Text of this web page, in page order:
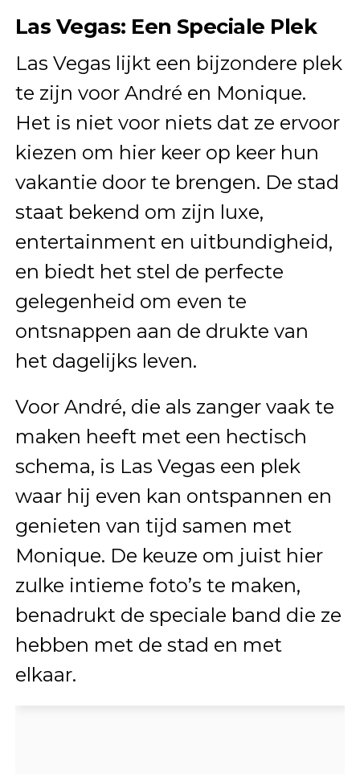
Las Vegas: Een Speciale Plek
Las Vegas lijkt een bijzondere plek
te zijn voor André en Monique.
Het is niet voor niets dat ze ervoor
kiezen om hier keer op keer hun
vakantie door te brengen. De stad
staat bekend om zijn luxe,
entertainment en uitbundigheid,
en biedt het stel de perfecte
gelegenheid om even te
ontsnappen aan de drukte van
het dagelijks leven.
Voor André, die als zanger vaak te
maken heeft met een hectisch
schema, is Las Vegas een plek
waar hij even kan ontspannen en
genieten van tijd samen met
Monique. De keuze om juist hier
zulke intieme foto’s te maken,
benadrukt de speciale band die ze
hebben met de stad en met
elkaar.